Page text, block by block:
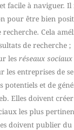
facile à naviguer. Il
pour être bien
Cela
de recherche ;
les réseaux sociaux
les entreprises de
potentiels et de
Elles doivent
les plus
doivent publier